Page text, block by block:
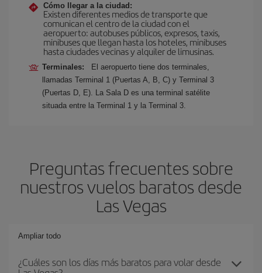
Cómo llegar a la ciudad:
Existen diferentes medios de transporte que
comunican el centro de la ciudad con el
aeropuerto: autobuses públicos, expresos, taxis,
minibuses que llegan hasta los hoteles, minibuses
hasta ciudades vecinas y alquiler de limusinas.
Terminales:
El aeropuerto tiene dos terminales,
llamadas Terminal 1 (Puertas A, B, C) y Terminal 3
(Puertas D, E). La Sala D es una terminal satélite
situada entre la Terminal 1 y la Terminal 3.
Preguntas frecuentes sobre
nuestros vuelos baratos desde
Las Vegas
Ampliar todo
¿Cuáles son los días más baratos para volar desde